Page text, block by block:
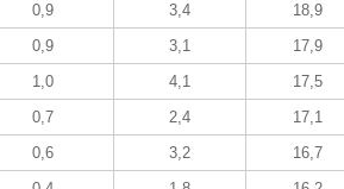
0,9 3,4 18,9
0,9 3,1 17,9
1,0 4,1 17,5
0,7 2,4 17,1
0,6 3,2 16,7